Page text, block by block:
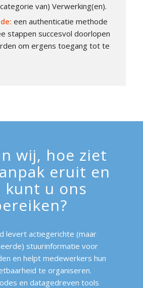
van) Verwerking(en).
een authenticatie methode
stappen succesvol doorlopen
om ergens toegang tot te
wij, hoe ziet
eruit en
kunt u ons
levert actiegerichte (maar
stuurinformatie voor
en helpt medewerkers hun
te organiseren.
en datagedreven tools